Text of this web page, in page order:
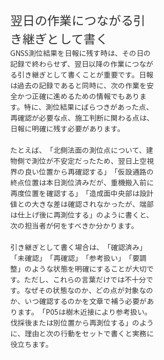
翌日の作業につながる引
き継ぎとして書く
GNSS測位結果を日報に残す時は、その日の
記録で終わらせず、翌日以降の作業につなが
る引き継ぎとして書くことが重要です。日報
は過去の記録であると同時に、次の作業を安
全かつ正確に進めるための情報でもありま
す。特に、測位結果にばらつきがあった点、
再確認が必要な点、施工判断に関わる点は、
日報に明確に残す必要があります。
たとえば、「北側法面の測位点について、建
物側で測位が不安定だったため、翌日上空視
界の良い位置から再確認する」「仮設通路の
終点位置は本日測位済みだが、重機搬入前に
再度位置を確認する」「造成面中央部は設計
値との大きな差は確認されなかったが、端部
は仕上げ後に再測位する」のように書くと、
次の担当者が何をすべきか分かります。
引き継ぎとして書く場合は、「確認済み」
「未確認」「再確認」「参考扱い」「要調
整」のような状態を明確にすることが大切で
す。ただし、これらの言葉だけでは不十分で
す。なぜその状態なのか、どの点が対象なの
か、いつ確認するのかを文章で補う必要があ
ります。「P05は樹木近接により参考扱い。
伐採後または別位置から再測位する」のよう
に、理由と次の行動をセットで書くと実務に
役立ちます。